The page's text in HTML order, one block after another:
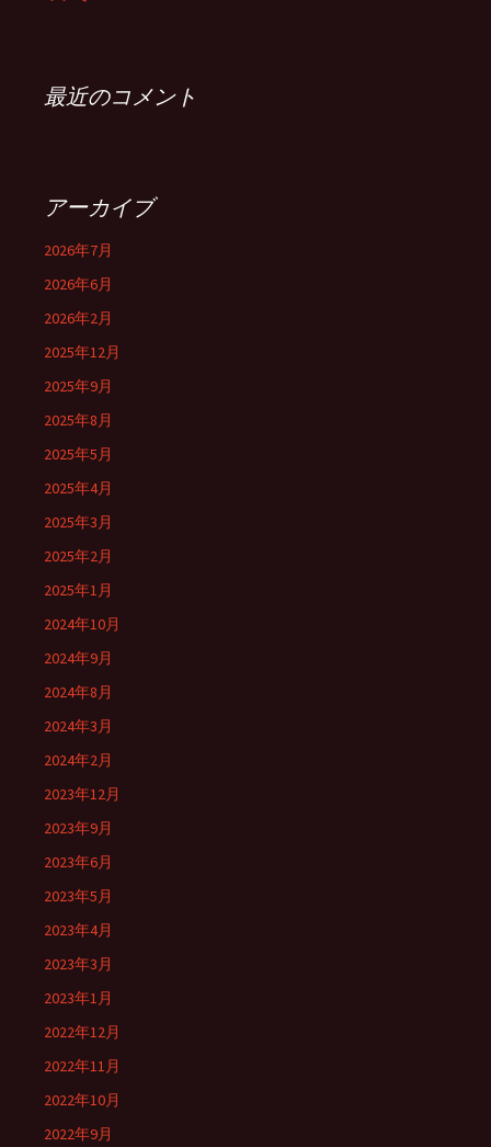
最近のコメント
アーカイブ
2026年7月
2026年6月
2026年2月
2025年12月
2025年9月
2025年8月
2025年5月
2025年4月
2025年3月
2025年2月
2025年1月
2024年10月
2024年9月
2024年8月
2024年3月
2024年2月
2023年12月
2023年9月
2023年6月
2023年5月
2023年4月
2023年3月
2023年1月
2022年12月
2022年11月
2022年10月
2022年9月